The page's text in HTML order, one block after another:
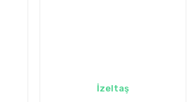
İzeltaş